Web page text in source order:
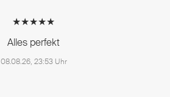
★★★★★
Alles perfekt
08.08.26, 23:53 Uhr